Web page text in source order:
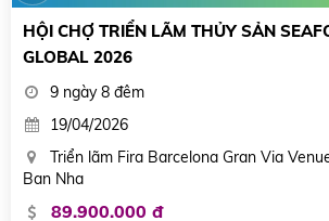
HỘI CHỢ TRIỂN LÃM THỦY SẢN BẮC
NORTH AMERICA 2026
8 ngày / 7 đêm
13/03/2026
Boston Convention And Exhibition
85.600.000 đ